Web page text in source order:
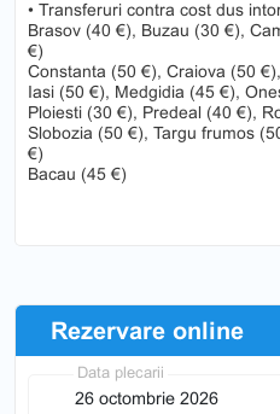
• Transferuri contra cost dus
Brasov (40 €), Buzau (30 €),
€)
Constanta (50 €), Craiova (50
Iasi (50 €), Medgidia (45 €),
Ploiesti (30 €), Predeal (40 €),
Slobozia (50 €), Targu frumos
€)
Bacau (45 €)
Rezervare online
Data plecarii